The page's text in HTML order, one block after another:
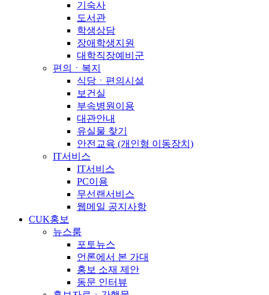
기숙사
도서관
학생상담
장애학생지원
대학직장예비군
편의ㆍ복지
식당ㆍ편의시설
보건실
부속병원이용
대관안내
유실물 찾기
안전교육 (개인형 이동장치)
IT서비스
IT서비스
PC이용
무선랜서비스
웹메일 공지사항
CUK홍보
뉴스룸
포토뉴스
언론에서 본 가대
홍보 소재 제안
동문 인터뷰